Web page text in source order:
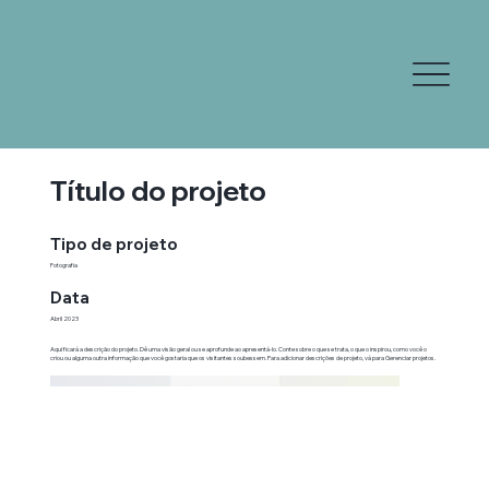
Título do projeto
Tipo de projeto
Fotografia
Data
Abril 2023
Aqui ficará a descrição do projeto. Dê uma visão geral ou se aprofunde ao apresentá-lo. Conte sobre o que se trata, o que o inspirou, como você o
criou ou alguma outra informação que você gostaria que os visitantes soubessem. Para adicionar descrições de projeto, vá para Gerenciar projetos.